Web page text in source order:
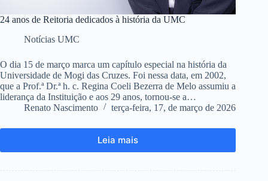
24 anos de Reitoria dedicados à história da UMC
Notícias UMC
O dia 15 de março marca um capítulo especial na história da
Universidade de Mogi das Cruzes. Foi nessa data, em 2002,
que a Prof.ª Dr.ª h. c. Regina Coeli Bezerra de Melo assumiu a
liderança da Instituição e aos 29 anos, tornou-se a…
Renato Nascimento
terça-feira, 17, de março de 2026
Leia mais